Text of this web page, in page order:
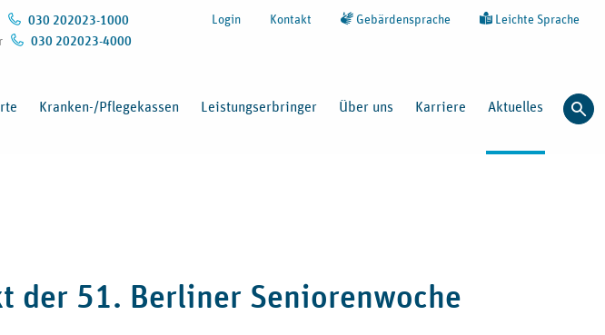
030 202023-1000
030 202023-4000
Login Kontakt Gebärdensprache Leichte Sprache
Kranken-/Pflegekassen Leistungserbringer Über uns Karriere Aktuelles
der 51. Berliner Seniorenwoche